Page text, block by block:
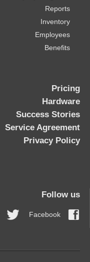
Reports
Inventory
Employees
Benefits
Pricing
Hardware
Success Stories
Service Agreement
Privacy Policy
Follow us
Facebook